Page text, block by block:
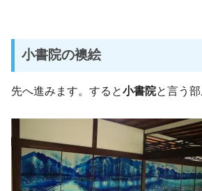
小書院の襖絵
先へ進みます。すると小書院と言う部